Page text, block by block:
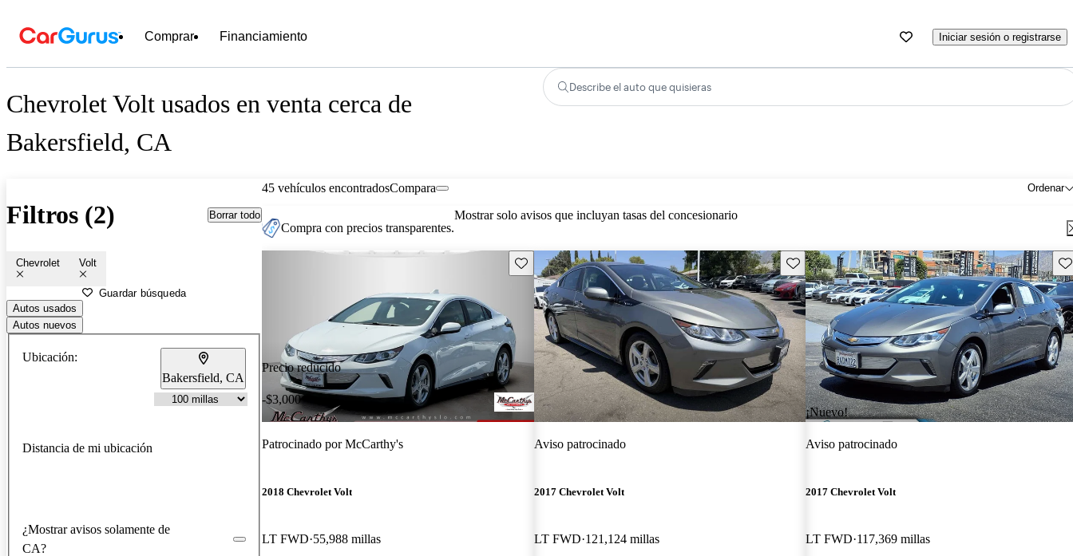
Comprar Financiamiento Iniciar sesión o registrarse
Chevrolet Volt usados en venta cerca de
Bakersfield, CA
Describe el auto que quisieras
Filtros (2) Borrar todo
Chevrolet Volt
Guardar búsqueda
Autos usados
Autos nuevos
Ubicación:
Bakersfield, CA
Distancia de mi ubicación
¿Mostrar avisos solamente de
CA?
45 vehículos encontrados Ordenar
Compara
Compra con precios transparentes.
Mostrar solo avisos que incluyan tasas del concesionario
Precio reducido
-$3,000
Guarda este Aviso
Patrocinado porMcCarthy's
2018 Chevrolet Volt
LT FWD 55,988 millas
Guarda este Aviso
Aviso patrocinado
2017 Chevrolet Volt
LT FWD 121,124 millas
¡Nuevo!
Aviso patrocinado
2017 Chevrolet Volt
LT FWD 117,369 millas